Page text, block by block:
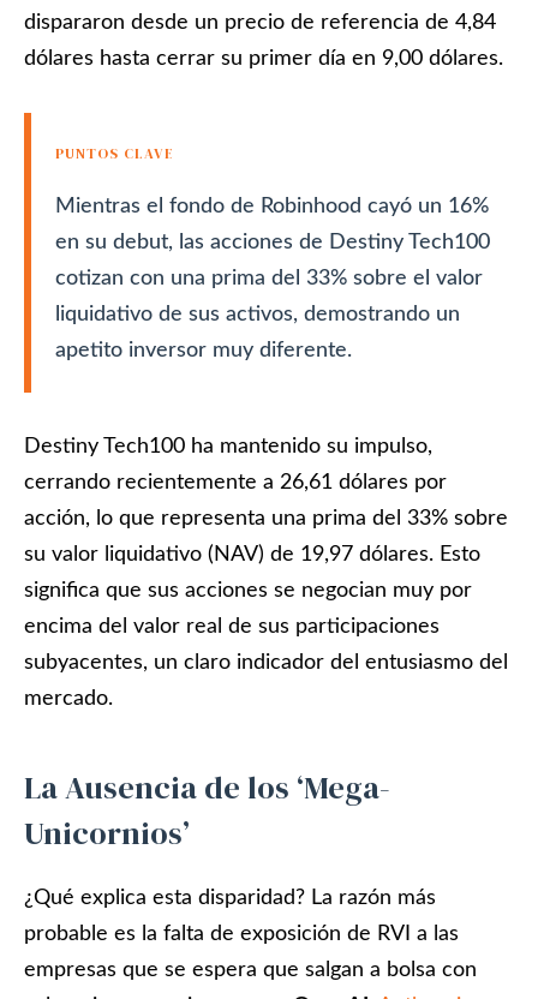
dispararon desde un precio de referencia de 4,84
dólares hasta cerrar su primer día en 9,00 dólares.
PUNTOS CLAVE
Mientras el fondo de Robinhood cayó un 16%
en su debut, las acciones de Destiny Tech100
cotizan con una prima del 33% sobre el valor
liquidativo de sus activos, demostrando un
apetito inversor muy diferente.
Destiny Tech100 ha mantenido su impulso,
cerrando recientemente a 26,61 dólares por
acción, lo que representa una prima del 33% sobre
su valor liquidativo (NAV) de 19,97 dólares. Esto
significa que sus acciones se negocian muy por
encima del valor real de sus participaciones
subyacentes, un claro indicador del entusiasmo del
mercado.
La Ausencia de los ‘Mega-
Unicornios’
¿Qué explica esta disparidad? La razón más
probable es la falta de exposición de RVI a las
empresas que se espera que salgan a bolsa con